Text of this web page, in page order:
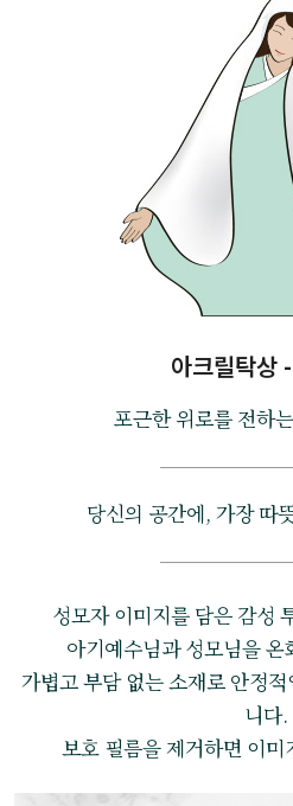
아크릴탁상
포근한 위로를 전하
당신의 공간에, 가장 따
성모자 이미지를 담은 감성
아기예수님과 성모님을
가볍고 부담 없는 소재로 안정
니다.
보호 필름을 제거하면 이